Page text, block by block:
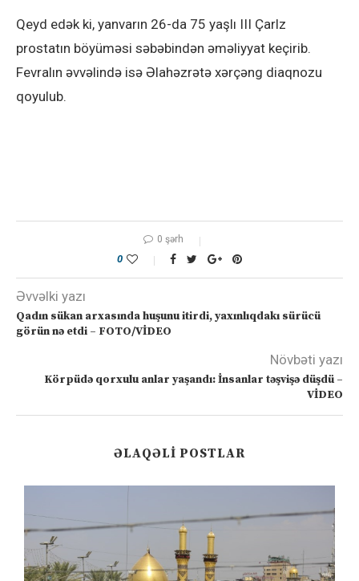
Qeyd edək ki, yanvarın 26-da 75 yaşlı III Çarlz
prostatın böyüməsi səbəbindən əməliyyat keçirib.
Fevralın əvvəlində isə Əlahəzrətə xərçəng diaqnozu
qoyulub.
0 şərh
0
Əvvəlki yazı
Qadın sükan arxasında huşunu itirdi, yaxınlıqdakı sürücü
görün nə etdi – FOTO/VİDEO
Növbəti yazı
Körpüdə qorxulu anlar yaşandı: İnsanlar təşvişə düşdü –
VİDEO
ƏLAQƏLI POSTLAR